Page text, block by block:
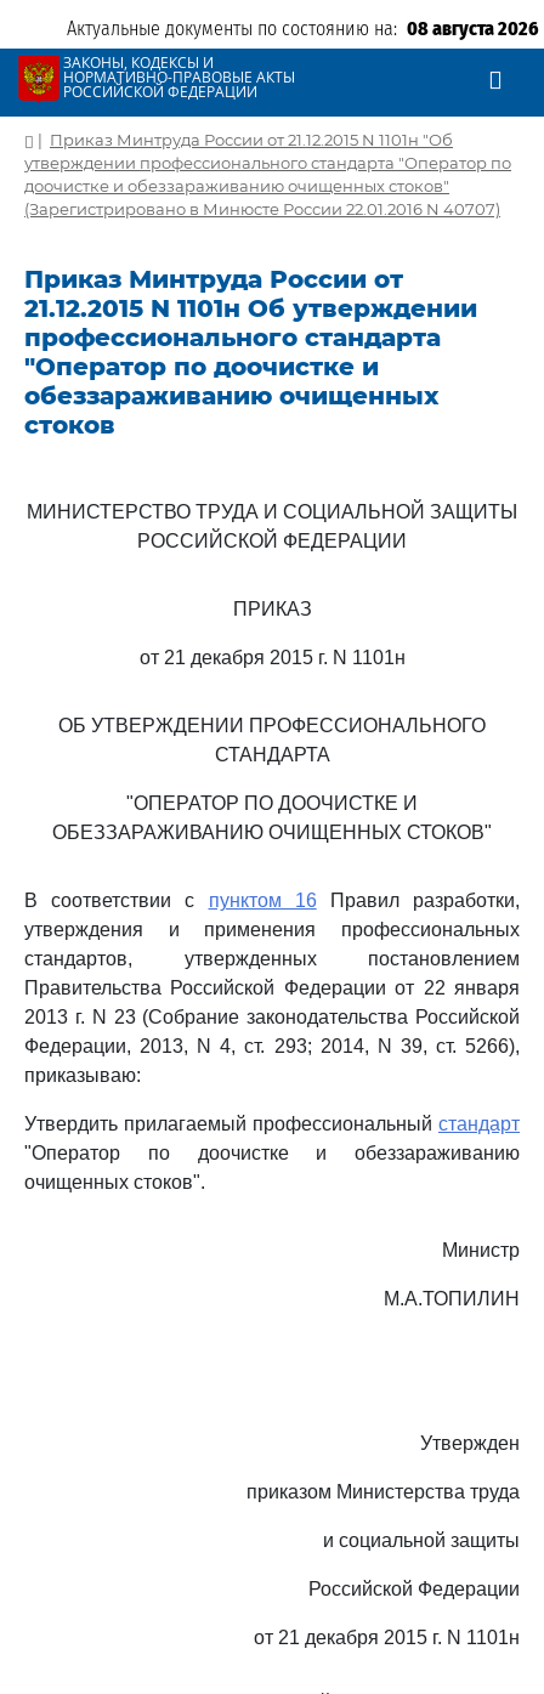
Актуальные документы по состоянию на: 08 августа 2026
ЗАКОНЫ, КОДЕКСЫ И
НОРМАТИВНО-ПРАВОВЫЕ АКТЫ
РОССИЙСКОЙ ФЕДЕРАЦИИ
| Приказ Минтруда России от 21.12.2015 N 1101н "Об
утверждении профессионального стандарта "Оператор по
доочистке и обеззараживанию очищенных стоков"
(Зарегистрировано в Минюсте России 22.01.2016 N 40707)
Приказ Минтруда России от
21.12.2015 N 1101н Об утверждении
профессионального стандарта
"Оператор по доочистке и
обеззараживанию очищенных
стоков
МИНИСТЕРСТВО ТРУДА И СОЦИАЛЬНОЙ ЗАЩИТЫ
РОССИЙСКОЙ ФЕДЕРАЦИИ
ПРИКАЗ
от 21 декабря 2015 г. N 1101н
ОБ УТВЕРЖДЕНИИ ПРОФЕССИОНАЛЬНОГО
СТАНДАРТА
"ОПЕРАТОР ПО ДООЧИСТКЕ И
ОБЕЗЗАРАЖИВАНИЮ ОЧИЩЕННЫХ СТОКОВ"
В соответствии с пунктом 16Правил разработки,
утверждения и применения профессиональных
стандартов, утвержденных постановлением
Правительства Российской Федерации от 22 января
2013 г. N 23 (Собрание законодательства Российской
Федерации, 2013, N 4, ст. 293; 2014, N 39, ст. 5266),
приказываю:
Утвердить прилагаемый профессиональный стандарт
"Оператор по доочистке и обеззараживанию
очищенных стоков".
Министр
М.А.ТОПИЛИН
Утвержден
приказом Министерства труда
и социальной защиты
Российской Федерации
от 21 декабря 2015 г. N 1101н